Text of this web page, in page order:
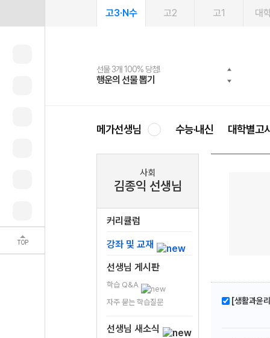
TOP
고3·N수 고2 고1 대
선물 3개 100% 당첨!
행운의 선물 뽑기
선물 100% 증정!
메가스터디 X 올리브
여름방학 스터디 캐시백
메가런 썸머스쿨
2027 러셀 단과
강사 공개선발
스마트러닝앱
설문 EVENT
메가패스
3일 무료 체험권
메가패스 수강생 무료혜택!
메가클럽 멤버십
사회공헌 캠페인
희망이룸 메가나눔
메가선생님 수능·내신 대학별고
사회
김종익 선생님
커리큘럼
강좌 및 교재
선생님 게시판
학습 Q&A
자주 묻는 학습질문
선생님 새소식
[생활과윤